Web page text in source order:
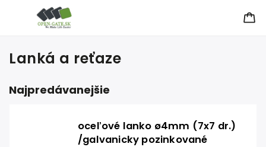
Lanká a reťaze
Najpredávanejšie
oceľové lanko ø4mm (7x7 dr.)
/galvanicky pozinkované